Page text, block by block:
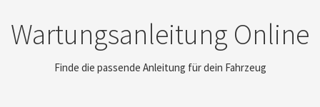
Wartungsanleitung Online
Finde die passende Anleitung für dein Fahrzeug